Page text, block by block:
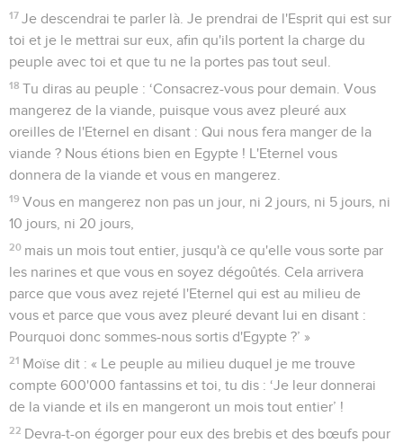
17 Je descendrai te parler là. Je prendrai de l'Esprit qui est sur
toi et je le mettrai sur eux, afin qu'ils portent la charge du
peuple avec toi et que tu ne la portes pas tout seul.
18 Tu diras au peuple : ‘Consacrez-vous pour demain. Vous
mangerez de la viande, puisque vous avez pleuré aux
oreilles de l'Eternel en disant : Qui nous fera manger de la
viande ? Nous étions bien en Egypte ! L'Eternel vous
donnera de la viande et vous en mangerez.
19 Vous en mangerez non pas un jour, ni 2 jours, ni 5 jours, ni
10 jours, ni 20 jours,
20 mais un mois tout entier, jusqu'à ce qu'elle vous sorte par
les narines et que vous en soyez dégoûtés. Cela arrivera
parce que vous avez rejeté l'Eternel qui est au milieu de
vous et parce que vous avez pleuré devant lui en disant :
Pourquoi donc sommes-nous sortis d'Egypte ?’ »
21 Moïse dit : « Le peuple au milieu duquel je me trouve
compte 600'000 fantassins et toi, tu dis : ‘Je leur donnerai
de la viande et ils en mangeront un mois tout entier’ !
22 Devra-t-on égorger pour eux des brebis et des bœufs pour